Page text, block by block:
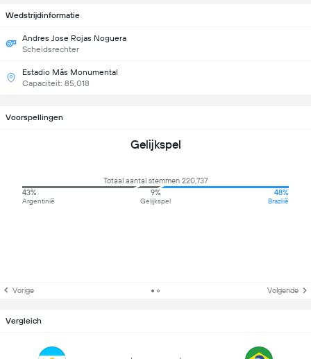
Wedstrijdinformatie
Andres Jose Rojas Noguera
Scheidsrechter
Estadio Mâs Monumental
Capaciteit: 85,018
Voorspellingen
Gelijkspel
Totaal aantal stemmen 220,737
43%
Argentinië
9%
Gelijkspel
48%
Brazilië
Vorige Volgende
Vergleich